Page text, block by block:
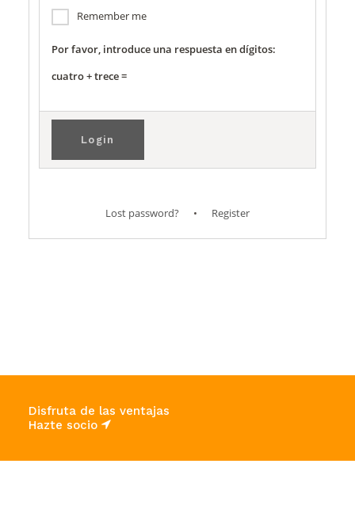
Remember me
Por favor, introduce una respuesta en dígitos:
cuatro + trece =
Lost password? • Register
Disfruta de las ventajas
Hazte socio